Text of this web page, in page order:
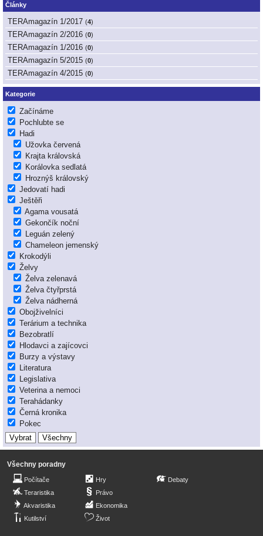
Články
TERAmagazín 1/2017 (4)
TERAmagazín 2/2016 (0)
TERAmagazín 1/2016 (0)
TERAmagazín 5/2015 (0)
TERAmagazín 4/2015 (0)
Kategorie
Začínáme
Pochlubte se
Hadi
Užovka červená
Krajta královská
Korálovka sedlatá
Hroznýš královský
Jedovatí hadi
Ještěři
Agama vousatá
Gekončík noční
Leguán zelený
Chameleon jemenský
Krokodýli
Želvy
Želva zelenavá
Želva čtyřprstá
Želva nádherná
Obojživelníci
Terárium a technika
Bezobratlí
Hlodavci a zajícovci
Burzy a výstavy
Literatura
Legislativa
Veterina a nemoci
Terahádanky
Černá kronika
Pokec
Všechny poradny
Počítače
Teraristika
Akvaristika
Kutilství
Hry
Právo
Ekonomika
Život
Debaty